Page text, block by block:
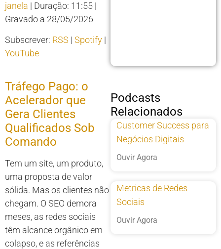
YouTube
RSS FEED
LIGAÇÃO
janela | Duração: 11:55 |
Gravado a 28/05/2026
Subscrever: RSS | Spotify |
YouTube
Tráfego Pago: o
Acelerador que
Gera Clientes
Qualificados Sob
Comando
Tem um site, um produto,
uma proposta de valor
sólida. Mas os clientes não
chegam. O SEO demora
meses, as redes sociais
têm alcance orgânico em
colapso, e as referências
Podcasts
Relacionados
Customer Success para
Negócios Digitais
Ouvir Agora
Metricas de Redes
Sociais
Ouvir Agora